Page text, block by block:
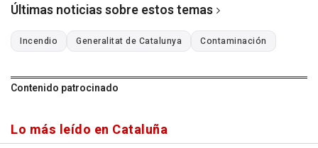
Últimas noticias sobre estos temas
Incendio Generalitat de Catalunya Contaminación
Contenido patrocinado
Lo más leído en Cataluña